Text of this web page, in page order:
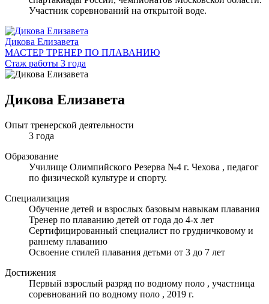
Участник соревнований на открытой воде.
Дикова Елизавета
МАСТЕР ТРЕНЕР ПО ПЛАВАНИЮ
Стаж работы 3 года
Дикова Елизавета
Опыт тренерской деятельности
3 года
Образование
Училище Олимпийского Резерва №4 г. Чехова , педагог
по физической культуре и спорту.
Специализация
Обучение детей и взрослых базовым навыкам плавания
Тренер по плаванию детей от года до 4-х лет
Сертифицированный специалист по грудничковому и
раннему плаванию
Освоение стилей плавания детьми от 3 до 7 лет
Достижения
Первый взрослый разряд по водному поло , участница
соревнований по водному поло , 2019 г.